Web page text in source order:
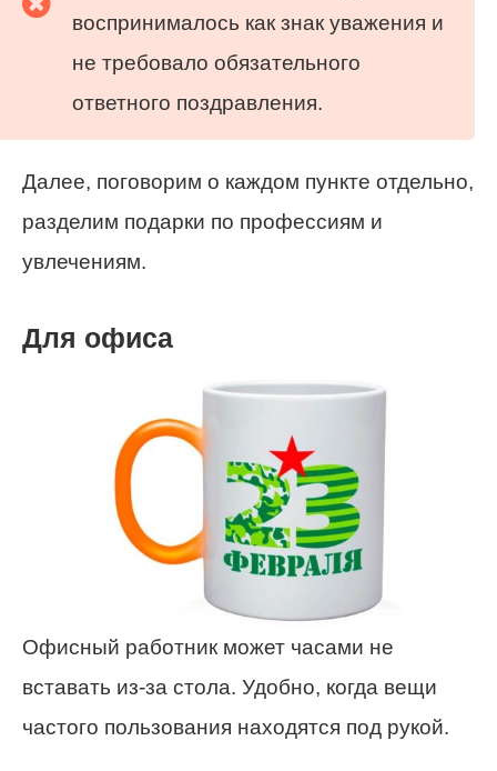
воспринималось как знак уважения и
не требовало обязательного
ответного поздравления.
Далее, поговорим о каждом пункте отдельно,
разделим подарки по профессиям и
увлечениям.
Для офиса
Офисный работник может часами не
вставать из-за стола. Удобно, когда вещи
частого пользования находятся под рукой.